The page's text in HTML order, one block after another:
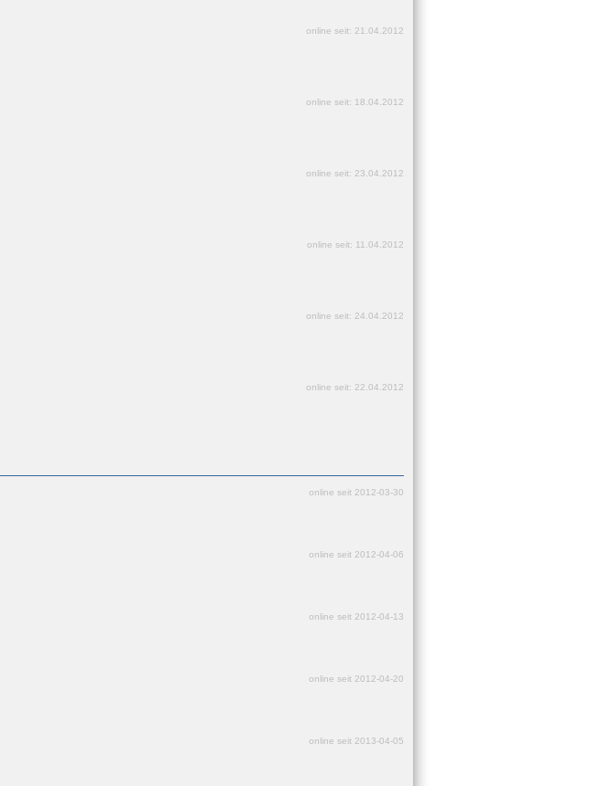
online seit: 21.04.2012
online seit: 18.04.2012
online seit: 23.04.2012
online seit: 11.04.2012
online seit: 24.04.2012
online seit: 22.04.2012
online seit 2012-03-30
online seit 2012-04-06
online seit 2012-04-13
online seit 2012-04-20
online seit 2013-04-05